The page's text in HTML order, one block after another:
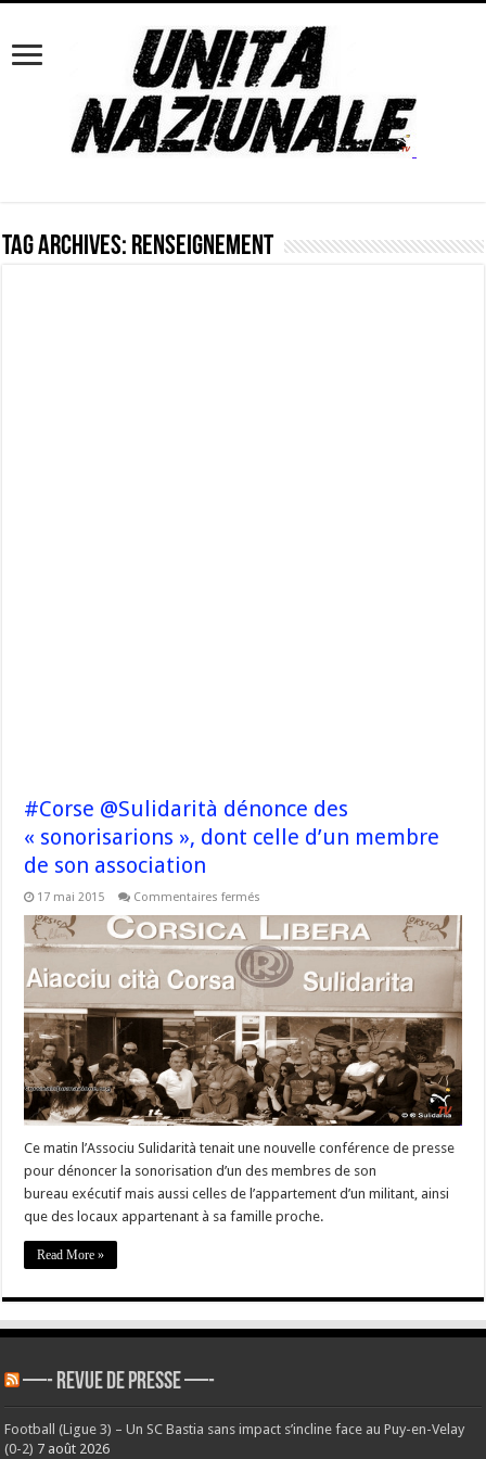
Tag Archives: renseignement
#Corse @Sulidarità dénonce des
« sonorisarions », dont celle d’un membre
de son association
17 mai 2015 Commentaires fermés
@Sulidarità
dénonce
des
« sonorisarions »,
dont
d’un
membre
de
son
association
Ce matin l’Associu Sulidarità tenait une nouvelle conférence de presse
pour dénoncer la sonorisation d’un des membres de son
bureau exécutif mais aussi celles de l’appartement d’un militant, ainsi
que des locaux appartenant à sa famille proche.
Read More »
—- REVUE DE PRESSE —-
Football (Ligue 3) – Un SC Bastia sans impact s’incline face au Puy-en-Velay
(0-2) 7 août 2026